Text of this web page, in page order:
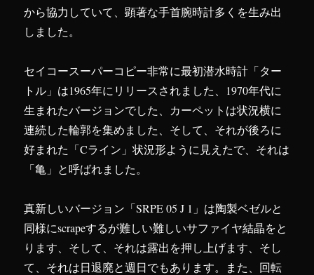
から協力していて、顕著な手首腕時計多くを生み出
しました。
セイコースーパーコピー非常に最初潜水時計「ター
トル」は1965年にリリースされました、1970年代に
生まれたバージョンでした、カーペットは状況横に
連続した輪郭を集めました、そして、それが後ろに
好まれた「Cライン」状況形ように見えたで、それは
「亀」と呼ばれました。
真新しいバージョン「SRPE 05 J 1」は陶製ベゼルと
同様にscrapeするが難しい難しいサファイヤ結晶をと
ります、そして、それは露出を押し上げます、そし
て、それは日退廃と週日でもあります。また、回転